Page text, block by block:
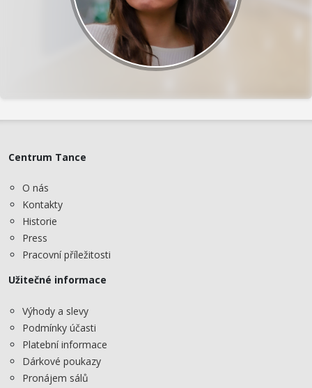
Centrum Tance
O nás
Kontakty
Historie
Press
Pracovní příležitosti
Užitečné informace
Výhody a slevy
Podmínky účasti
Platební informace
Dárkové poukazy
Pronájem sálů